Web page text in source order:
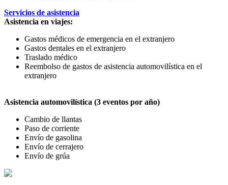
Servicios de asistencia
Asistencia en viajes:
Gastos médicos de emergencia en el extranjero
Gastos dentales en el extranjero
Traslado médico
Reembolso de gastos de asistencia automovilística en el
extranjero
Asistencia automovilística (3 eventos por año)
Cambio de llantas
Paso de corriente
Envío de gasolina
Envío de cerrajero
Envío de grúa